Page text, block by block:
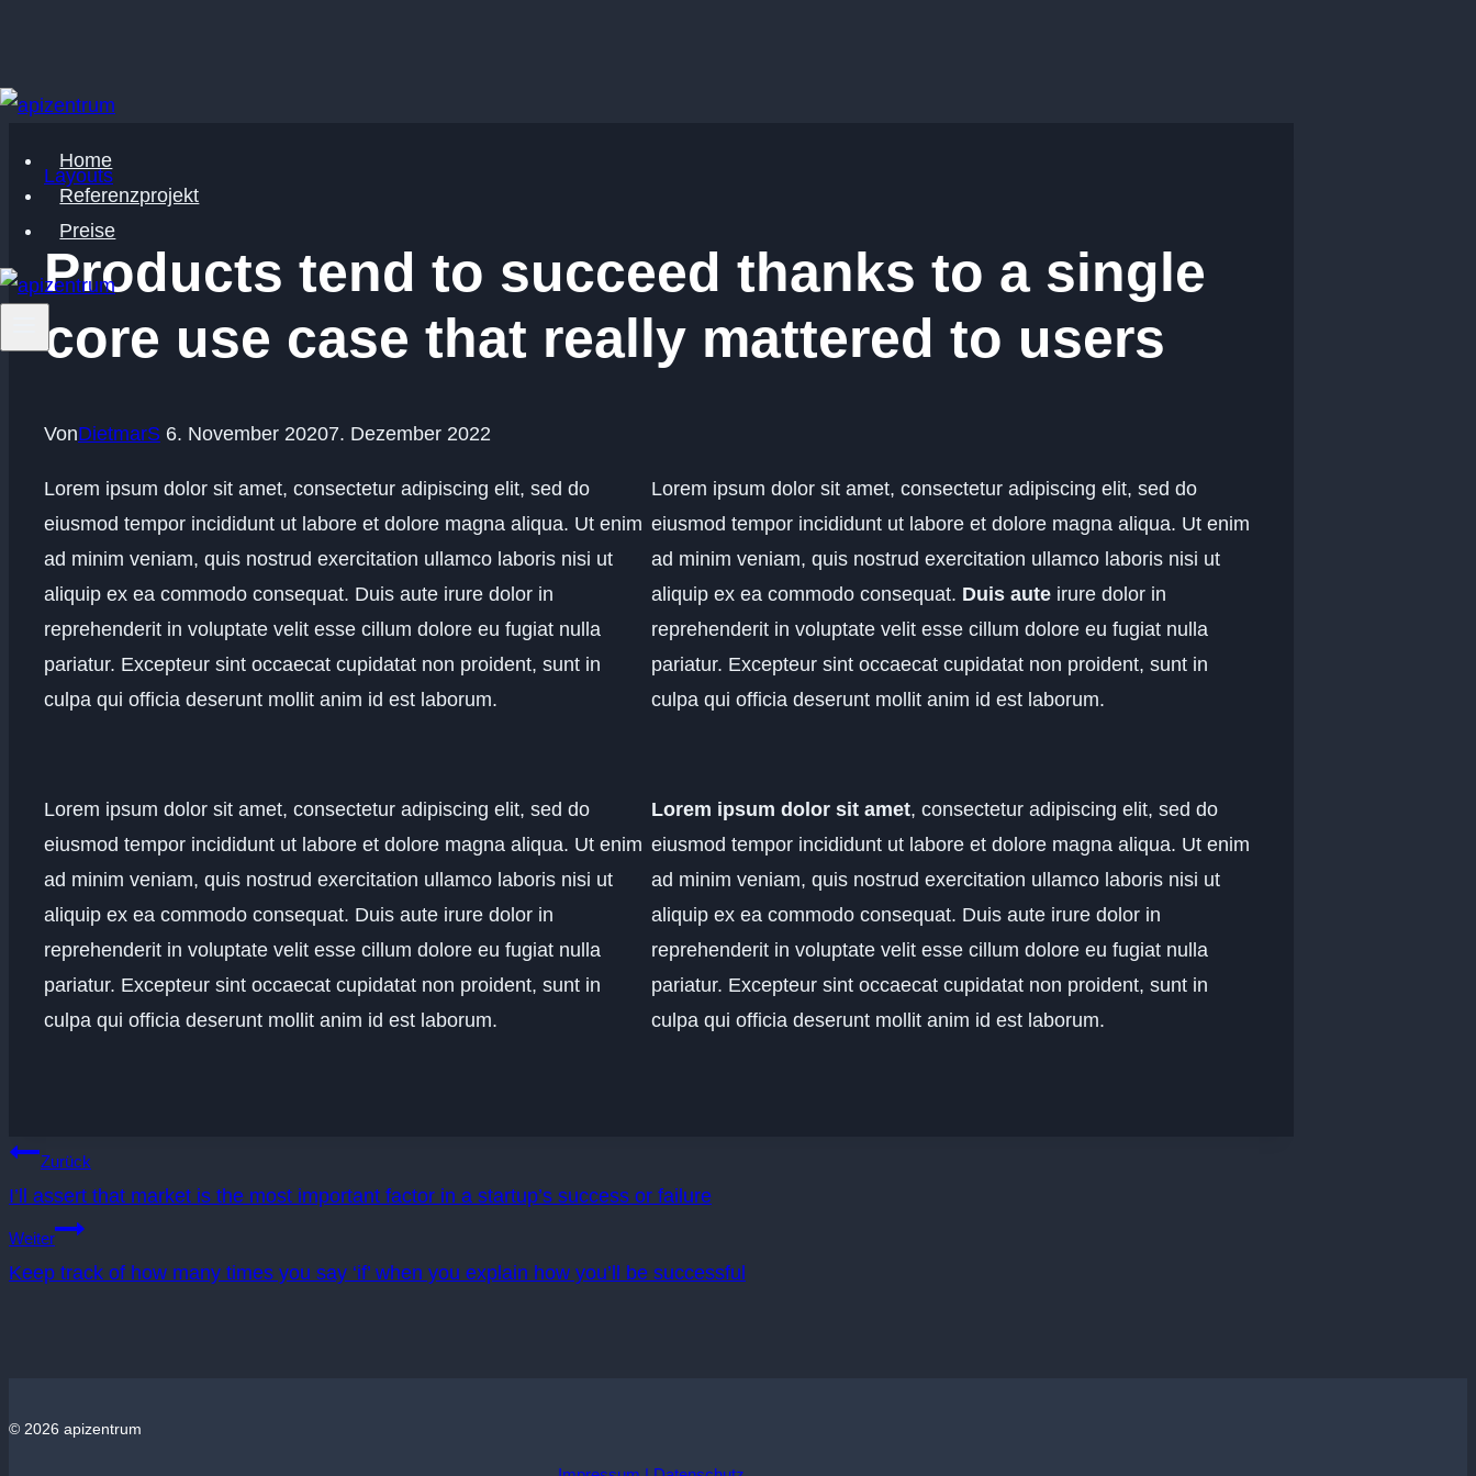
Zum
springen
Home
Referenzprojekt
Preise
Layouts
Products tend to succeed thanks to a single
core use case that really mattered to users
VonDietmarS 6. November 20207. Dezember 2022
Lorem ipsum dolor sit amet, consectetur adipiscing elit, sed do
eiusmod tempor incididunt ut labore et dolore magna aliqua. Ut enim
ad minim veniam, quis nostrud exercitation ullamco laboris nisi ut
aliquip ex ea commodo consequat. Duis aute irure dolor in
reprehenderit in voluptate velit esse cillum dolore eu fugiat nulla
pariatur. Excepteur sint occaecat cupidatat non proident, sunt in
culpa qui officia deserunt mollit anim id est laborum.
Lorem ipsum dolor sit amet, consectetur adipiscing elit, sed do
eiusmod tempor incididunt ut labore et dolore magna aliqua. Ut enim
ad minim veniam, quis nostrud exercitation ullamco laboris nisi ut
aliquip ex ea commodo consequat. Duis aute irure dolor in
reprehenderit in voluptate velit esse cillum dolore eu fugiat nulla
pariatur. Excepteur sint occaecat cupidatat non proident, sunt in
culpa qui officia deserunt mollit anim id est laborum.
Lorem ipsum dolor sit amet, consectetur adipiscing elit, sed do
eiusmod tempor incididunt ut labore et dolore magna aliqua. Ut enim
ad minim veniam, quis nostrud exercitation ullamco laboris nisi ut
aliquip ex ea commodo consequat. Duis aute irure dolor in
reprehenderit in voluptate velit esse cillum dolore eu fugiat nulla
pariatur. Excepteur sint occaecat cupidatat non proident, sunt in
culpa qui officia deserunt mollit anim id est laborum.
Lorem ipsum dolor sit amet, consectetur adipiscing elit, sed do
eiusmod tempor incididunt ut labore et dolore magna aliqua. Ut enim
ad minim veniam, quis nostrud exercitation ullamco laboris nisi ut
aliquip ex ea commodo consequat. Duis aute irure dolor in
reprehenderit in voluptate velit esse cillum dolore eu fugiat nulla
pariatur. Excepteur sint occaecat cupidatat non proident, sunt in
culpa qui officia deserunt mollit anim id est laborum.
Beitragsnavigation
Zurück
I’ll assert that market is the most important factor in a startup’s success or failure
Weiter
Keep track of how many times you say ‘if’ when you explain how you’ll be successful
© 2026 apizentrum